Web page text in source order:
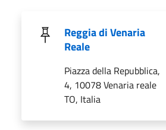
Reggia di Venaria
Reale
Piazza della Repubblica,
4, 10078 Venaria reale
TO, Italia